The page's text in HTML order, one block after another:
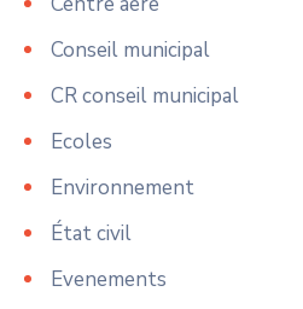
Conseil municipal
CR conseil municipal
Ecoles
Environnement
État civil
Evenements